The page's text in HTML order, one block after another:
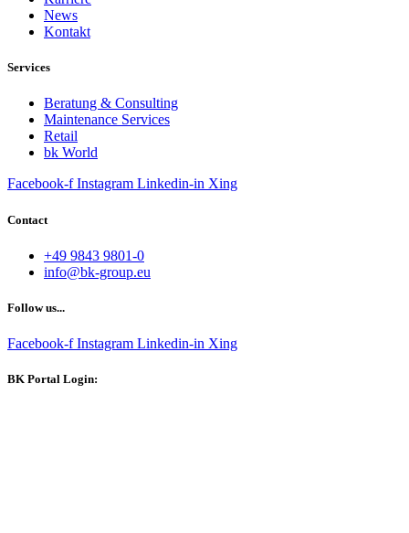
News
Kontakt
Services
Beratung & Consulting
Maintenance Services
Retail
bk World
Facebook-f Instagram Linkedin-in Xing
Contact
+49 9843 9801-0
info@bk-group.eu
Follow us...
Facebook-f Instagram Linkedin-in Xing
BK Portal Login: